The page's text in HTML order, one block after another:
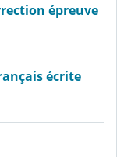
épreuve
écrite